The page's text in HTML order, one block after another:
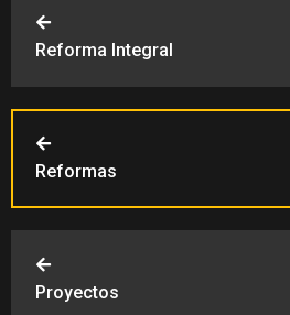
Reforma Integral
Reformas
Proyectos